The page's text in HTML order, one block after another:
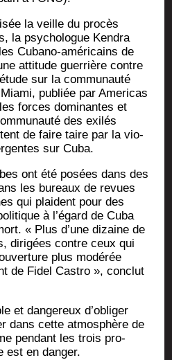
la veille du pro­cès
la psy­cho­logue Ken­dra
Cuba­no-amé­ri­cains de
atti­tude guer­rière contre
sur la com­mu­nau­té
publiée par Ame­ri­cas
forces domi­nantes et
des exi­lés
de faire taire par la vio­
sur Cuba.
ont été posées dans des
les bureaux de revues
qui plaident pour des
à l’égard de Cuba
« Plus d’une dizaine de
diri­gées contre ceux qui
plus modé­rée
de Fidel Cas­tro », conclut
et dan­ge­reux d’obliger
dans cette atmo­sphère de
pen­dant les trois pro­
est en danger.